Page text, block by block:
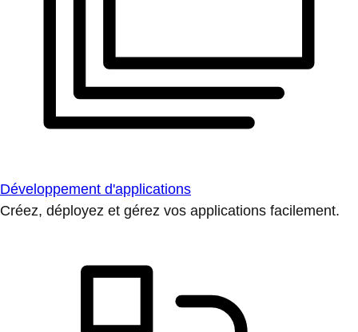
Développement d'applications
Créez, déployez et gérez vos applications facilement.